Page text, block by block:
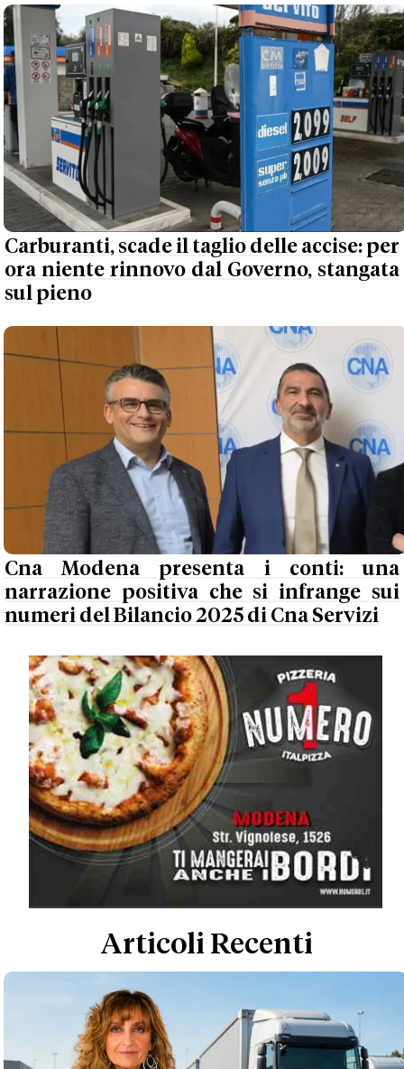
Carburanti, scade il taglio delle accise: per
ora niente rinnovo dal Governo, stangata
sul pieno
Cna Modena presenta i conti: una
narrazione positiva che si infrange sui
numeri del Bilancio 2025 di Cna Servizi
Articoli Recenti